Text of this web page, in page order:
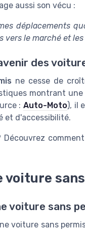
aussi son vécu :
déplacements
vers le marché et
des
ne cesse de
montrant
: Auto-Moto), il
et d'accessibilité.
comment
voiture
voiture sans
voiture sans